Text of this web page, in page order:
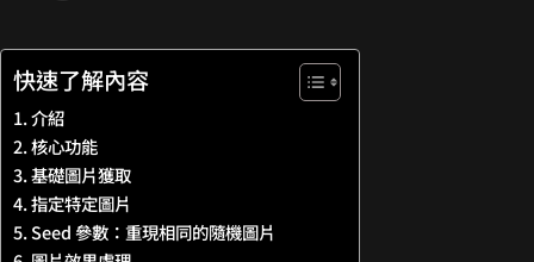
快速了解內容
介紹
核心功能
基礎圖片獲取
指定特定圖片
Seed 參數：重現相同的隨機圖片